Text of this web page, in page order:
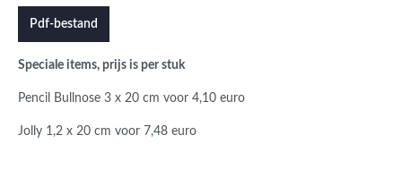
Pdf-bestand
Speciale items, prijs is per stuk
Pencil Bullnose 3 x 20 cm voor 4,10 euro
Jolly 1,2 x 20 cm voor 7,48 euro